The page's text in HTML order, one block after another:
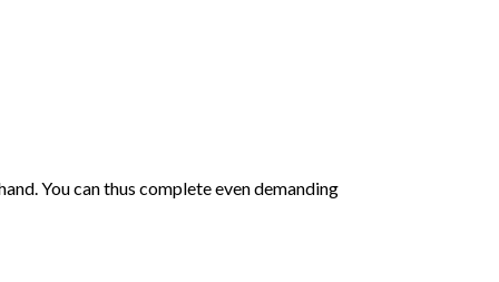
You can thus complete even demanding